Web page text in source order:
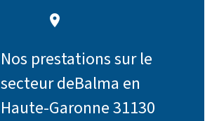
place
Nos prestations sur le
secteur deBalma en
Haute-Garonne 31130